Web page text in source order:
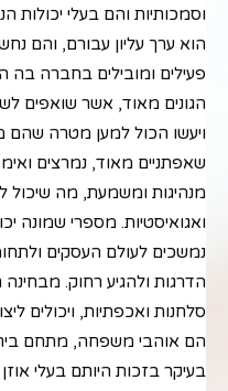
וסמכותיות והם בעלי יכולות
הוא ערך עליון עבורם, והם
פעילים ומובילים בחברה
הגונים מאוד, אשר שואפים
ויעשו הכול למען מטרה שהם
שאפתניים מאוד, נמרצים
מנהיגות ומשמעת, מה שיכול
ואגואיסטיות. מספרי שמונה
נמשכים לעולם העסקים
הדרגות ולהגיע רחוק.
סלחנות ואכפתיות, ויכולים
הם אוהבי משפחה, מתחם ביתי
בעיקר בזכות היותם בעלי